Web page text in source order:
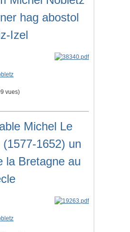
hag abostol
Izel
vues)
Michel Le
(1577-1652) un
la Bretagne au